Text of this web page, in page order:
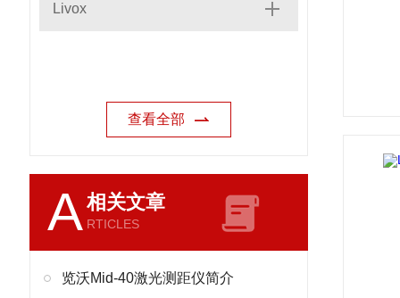
Livox
查看全部
A相关文章
RTICLES
览沃Mid-40激光测距仪简介